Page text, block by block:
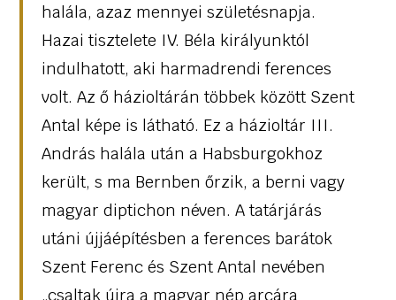
halála, azaz mennyei születésnapja.
Hazai tisztelete IV. Béla királyunktól
indulhatott, aki harmadrendi ferences
volt. Az ő házioltárán többek között Szent
Antal képe is látható. Ez a házioltár III.
András halála után a Habsburgokhoz
került, s ma Bernben őrzik, a berni vagy
magyar diptichon néven. A tatárjárás
utáni újjáépítésben a ferences barátok
Szent Ferenc és Szent Antal nevében
„csaltak újra a magyar nép arcára